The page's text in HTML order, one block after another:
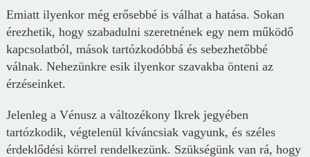
Emiatt ilyenkor még erősebbé is válhat a hatása. Sokan
érezhetik, hogy szabadulni szeretnének egy nem működő
kapcsolatból, mások tartózkodóbbá és sebezhetőbbé
válnak. Nehezünkre esik ilyenkor szavakba önteni az
érzéseinket.
Jelenleg a Vénusz a változékony Ikrek jegyében
tartózkodik, végtelenül kíváncsiak vagyunk, és széles
érdeklődési körrel rendelkezünk. Szükségünk van rá, hogy